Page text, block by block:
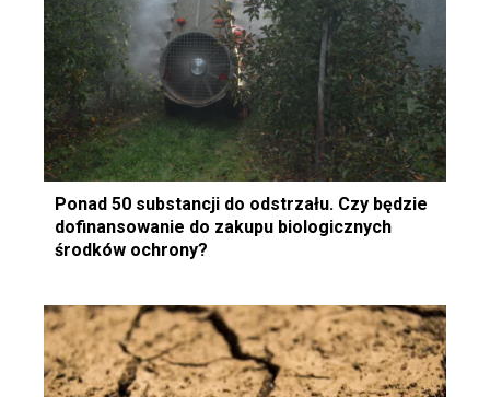
Ponad 50 substancji do odstrzału. Czy będzie
dofinansowanie do zakupu biologicznych
środków ochrony?